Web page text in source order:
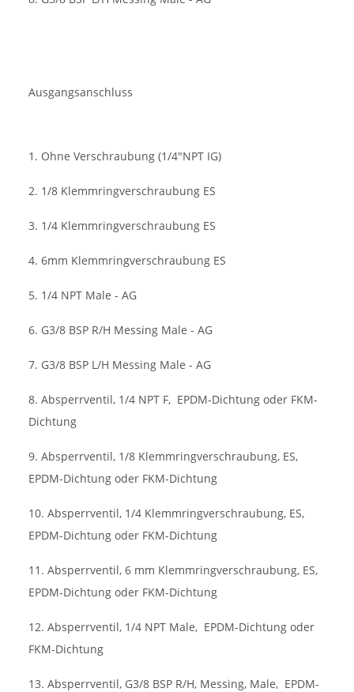
Ausgangsanschluss
1. Ohne Verschraubung (1/4"NPT IG)
2. 1/8 Klemmringverschraubung ES
3. 1/4 Klemmringverschraubung ES
4. 6mm Klemmringverschraubung ES
5. 1/4 NPT Male - AG
6. G3/8 BSP R/H Messing Male - AG
7. G3/8 BSP L/H Messing Male - AG
8. Absperrventil, 1/4 NPT F, EPDM-Dichtung oder FKM-
Dichtung
9. Absperrventil, 1/8 Klemmringverschraubung, ES,
EPDM-Dichtung oder FKM-Dichtung
10. Absperrventil, 1/4 Klemmringverschraubung, ES,
EPDM-Dichtung oder FKM-Dichtung
11. Absperrventil, 6 mm Klemmringverschraubung, ES,
EPDM-Dichtung oder FKM-Dichtung
12. Absperrventil, 1/4 NPT Male, EPDM-Dichtung oder
FKM-Dichtung
13. Absperrventil, G3/8 BSP R/H, Messing, Male, EPDM-